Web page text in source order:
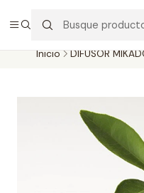
Envío GRATIS por compras
SANTIAGO.
Inicio DIFUSOR